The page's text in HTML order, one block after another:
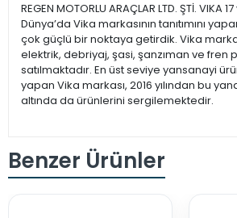
REGEN MOTORLU ARAÇLAR LTD. ŞTİ. VIKA
Dünya’da Vika markasının tanıtımını
çok güçlü bir noktaya getirdik. Vika
elektrik, debriyaj, şasi, şanzıman ve fren
satılmaktadır. En üst seviye yansanayi
yapan Vika markası, 2016 yılından bu
altında da ürünlerini sergilemektedir.
Benzer Ürünler